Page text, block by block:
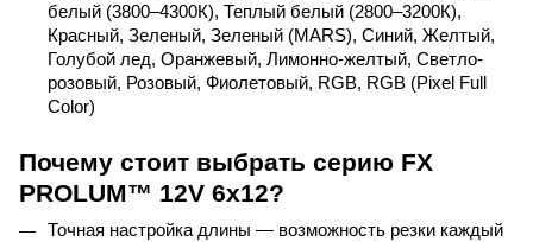
белый (3800–4300К), Теплый белый (2800–3200К),
Красный, Зеленый, Зеленый (MARS), Синий, Желтый,
Голубой лед, Оранжевый, Лимонно-желтый, Светло-
розовый, Розовый, Фиолетовый, RGB, RGB (Pixel Full
Color)
Почему стоит выбрать серию FX
PROLUM™ 12V 6x12?
Точная настройка длины — возможность резки каждый